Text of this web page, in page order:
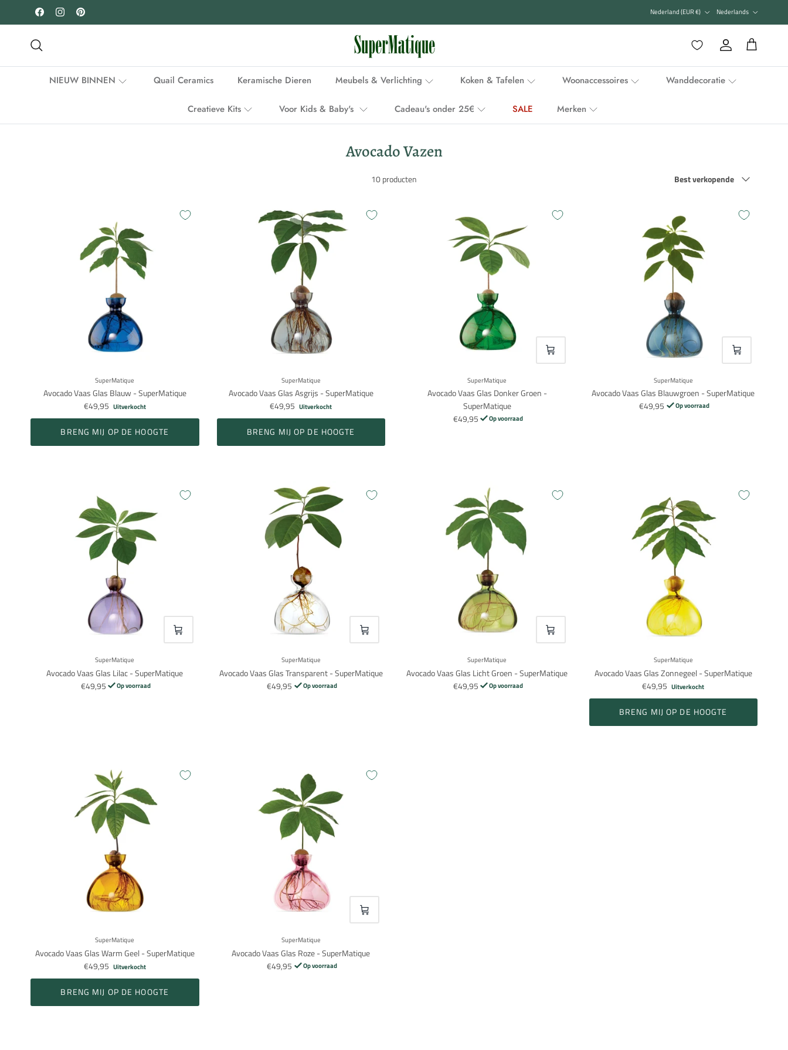
Ga naar inhoud
FacebookInstagramPinterest Nederland (EUR €) Nederlands
Favorieten AccountWinkelwagen
NIEUW BINNEN Quail Ceramics Keramische Dieren Meubels & Verlichting Koken & Tafelen Woonaccessoires Wanddecoratie
Creatieve Kits Voor Kids & Baby's Cadeau's onder 25€ SALE Merken
Avocado Vazen
10 producten Best verkopende
SuperMatique
Avocado Vaas Glas Blauw - SuperMatique
€49,95 Uitverkocht
BRENG MIJ OP DE HOOGTE
SuperMatique
Avocado Vaas Glas Asgrijs - SuperMatique
€49,95 Uitverkocht
BRENG MIJ OP DE HOOGTE
VOEG TOE
SuperMatique
Avocado Vaas Glas Donker Groen -
SuperMatique
€49,95
Op voorraad
VOEG TOE
SuperMatique
Avocado Vaas Glas Blauwgroen - SuperMatique
€49,95
Op voorraad
VOEG TOE
SuperMatique
Avocado Vaas Glas Lilac - SuperMatique
€49,95
Op voorraad
VOEG TOE
SuperMatique
Avocado Vaas Glas Transparent - SuperMatique
€49,95
Op voorraad
VOEG TOE
SuperMatique
Avocado Vaas Glas Licht Groen - SuperMatique
€49,95
Op voorraad
SuperMatique
Avocado Vaas Glas Zonnegeel - SuperMatique
€49,95 Uitverkocht
BRENG MIJ OP DE HOOGTE
SuperMatique
Avocado Vaas Glas Warm Geel - SuperMatique
€49,95 Uitverkocht
BRENG MIJ OP DE HOOGTE
VOEG TOE
SuperMatique
Avocado Vaas Glas Roze - SuperMatique
€49,95
Op voorraad